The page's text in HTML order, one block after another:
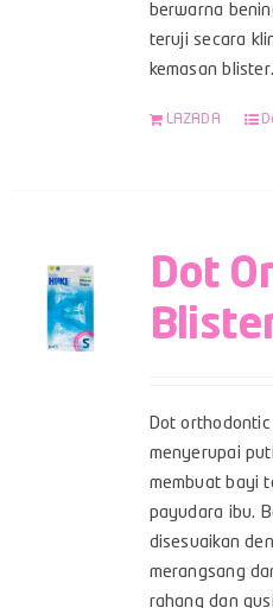
berwarna
teruji secara
kemasan blister.
LAZADA
Dot
Dot
menyerupai
membuat bayi
payudara ibu.
disesuaikan
merangsang
rahang dan